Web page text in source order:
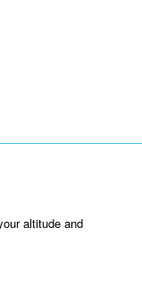
altitude and